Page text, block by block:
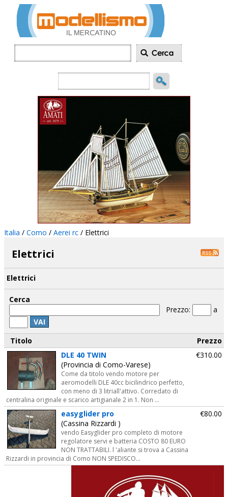
Italia / Como / Aerei rc / Elettrici
Elettrici
Elettrici
Cerca
Prezzo:
a
VAI
Titolo
Prezzo
DLE 40 TWIN
(Provincia di Como-Varese)
Come da titolo vendo motore per
aeromodelli DLE 40cc bicilindrico perfetto,
con meno di 3 litriall'attivo. Corredato di
centralina originale e scarico artigianale 2 in 1. Non ...
€310.00
easyglider pro
(Cassina Rizzardi )
vendo Easyglider pro completo di motore
regolatore servi e batteria COSTO 80 EURO
NON TRATTABILI. l 'aliante si trova a Cassina
Rizzardi in provincia di Como NON SPEDISCO...
€80.00